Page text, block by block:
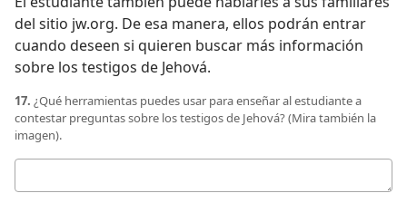
del sitio jw.org. De esa manera, ellos podrán entrar
cuando deseen si quieren buscar más información
sobre los testigos de Jehová.
17. ¿Qué herramientas puedes usar para enseñar al estudiante a
contestar preguntas sobre los testigos de Jehová? (Mira también la
imagen).